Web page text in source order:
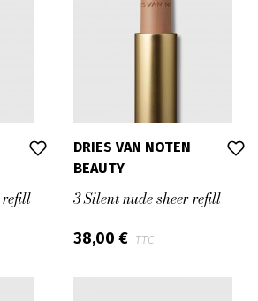
refill
DRIES VAN NOTEN
BEAUTY
3 Silent nude sheer refill
38,00 € TTC